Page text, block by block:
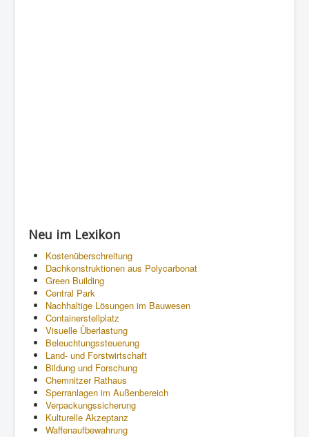
Neu im Lexikon
Kostenüberschreitung
Dachkonstruktionen aus Polycarbonat
Green Building
Central Park
Nachhaltige Lösungen im Bauwesen
Containerstellplatz
Visuelle Überlastung
Beleuchtungssteuerung
Land- und Forstwirtschaft
Bildung und Forschung
Chemnitzer Rathaus
Sperranlagen im Außenbereich
Verpackungssicherung
Kulturelle Akzeptanz
Waffenaufbewahrung